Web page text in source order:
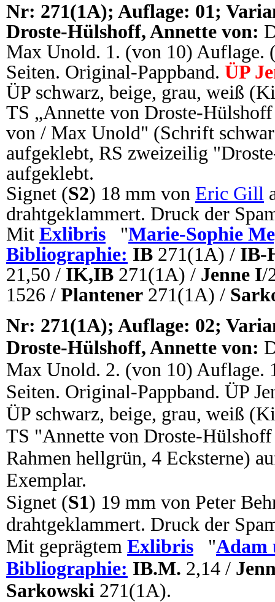
Nr: 271(1A); Auflage: 01;
Droste-Hülshoff, Annette von:
Max Unold. 1. (von 10) Auflage.
Seiten. Original-Pappband. ÜP
ÜP schwarz, beige, grau, weiß
TS „Annette von Droste-
von / Max Unold" (Schrift
aufgeklebt, RS zweizeilig
aufgeklebt.
Signet (S2) 18 mm von Eric Gill
drahtgeklammert. Druck der
Mit Exlibris "Marie-Sophie
Bibliographie: IB 271(1A) / IB-
21,50 / IK,IB 271(1A) / Jenne I/
1526 / Plantener 271(1A) /
Nr: 271(1A); Auflage: 02;
Droste-Hülshoff, Annette von:
Max Unold. 2. (von 10) Auflage.
Seiten. Original-Pappband. ÜP
ÜP schwarz, beige, grau, weiß
TS "Annette von Droste-
Rahmen hellgrün, 4 Ecksterne)
Exemplar.
Signet (S1) 19 mm von Peter
drahtgeklammert. Druck der
Mit geprägtem Exlibris "Adam
Bibliographie: IB.M. 2,14 /
Sarkowski 271(1A).